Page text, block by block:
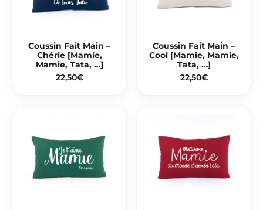
Coussin Fait Main –
Chérie [Mamie,
Mamie, Tata, …]
22,50€
Coussin Fait Main –
Cool [Mamie, Mamie,
Tata, …]
22,50€